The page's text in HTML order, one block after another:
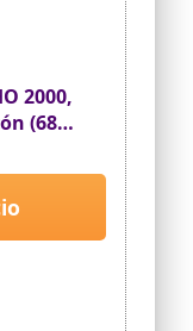
2000,
(680
mm,
mm)